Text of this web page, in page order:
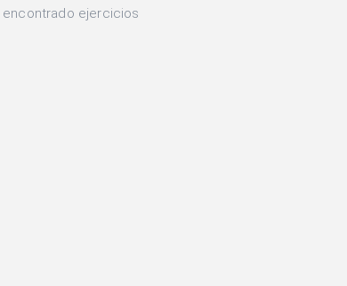
encontrado ejercicios